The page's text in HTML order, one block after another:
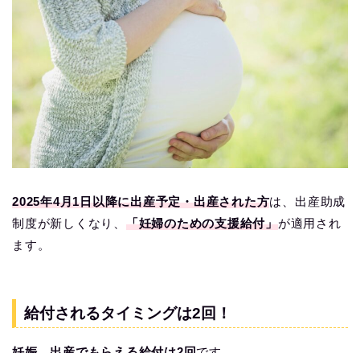
2025年4月1日以降に出産予定・出産された方は、出産助成
制度が新しくなり、 「妊婦のための支援給付」が適用され
ます。
給付されるタイミングは2回！